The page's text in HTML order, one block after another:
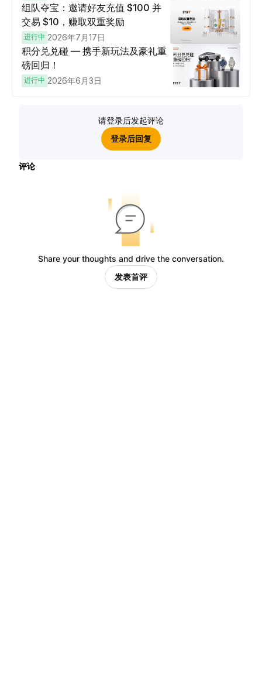
组队夺宝：邀请好友充值 $100 并
交易 $10，赚取双重奖励
进行中 2026年7月17日
积分兑兑碰 — 携手新玩法及豪礼重
磅回归！
进行中 2026年6月3日
请登录后发起评论
登录后回复
评论
Share your thoughts and drive the conversation.
发表首评